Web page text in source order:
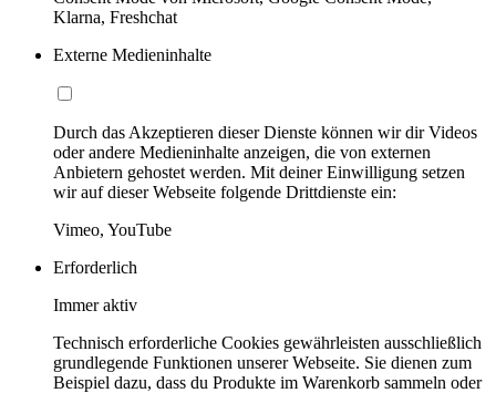
Klarna, Freshchat
Externe Medieninhalte
Durch das Akzeptieren dieser Dienste können wir dir Videos
oder andere Medieninhalte anzeigen, die von externen
Anbietern gehostet werden. Mit deiner Einwilligung setzen
wir auf dieser Webseite folgende Drittdienste ein:
Vimeo, YouTube
Erforderlich
Immer aktiv
Technisch erforderliche Cookies gewährleisten ausschließlich
grundlegende Funktionen unserer Webseite. Sie dienen zum
Beispiel dazu, dass du Produkte im Warenkorb sammeln oder